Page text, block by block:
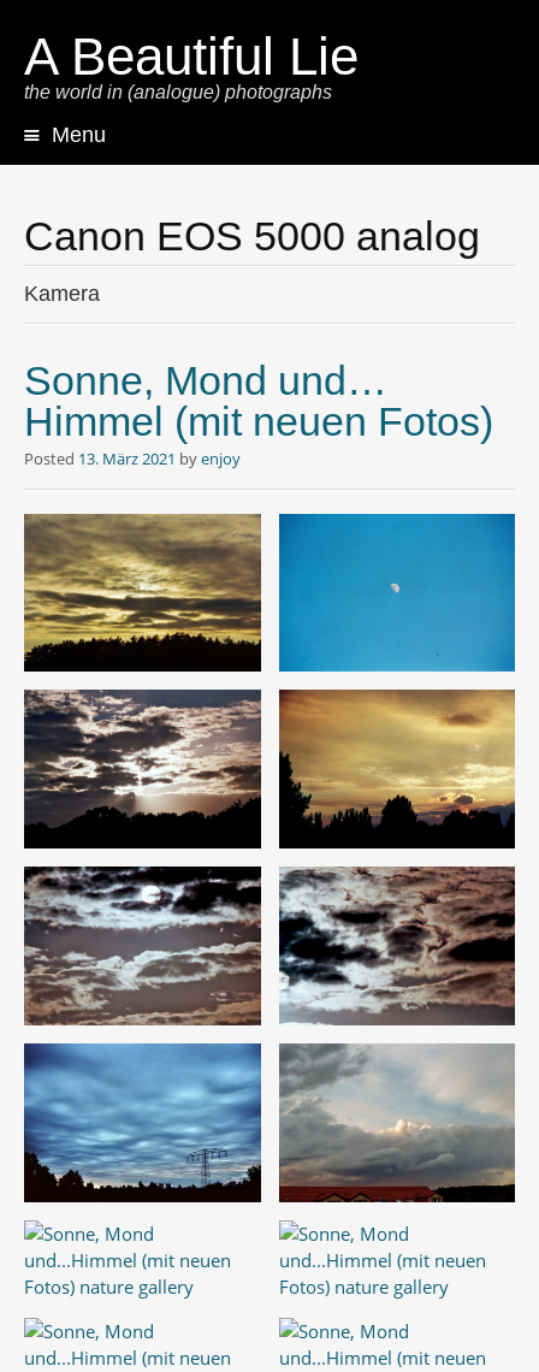
A Beautiful Lie
the world in (analogue) photographs
Menu
Canon EOS 5000 analog
Kamera
Sonne, Mond und…
Himmel (mit neuen Fotos)
Posted 13. März 2021 byenjoy